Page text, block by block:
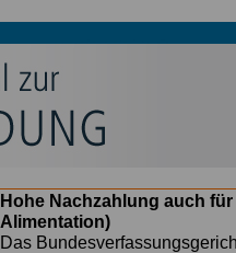
Hohe Nachzahlung auch
Alimentation)
Das